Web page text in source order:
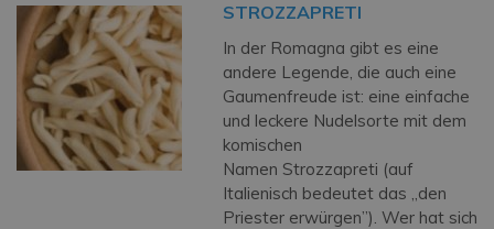
STROZZAPRETI
In der Romagna gibt es eine
andere Legende, die auch eine
Gaumenfreude ist: eine einfache
und leckere Nudelsorte mit dem
komischen
Namen Strozzapreti (auf
Italienisch bedeutet das „den
Priester erwürgen”). Wer hat sich